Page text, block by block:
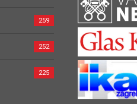
259
252
225